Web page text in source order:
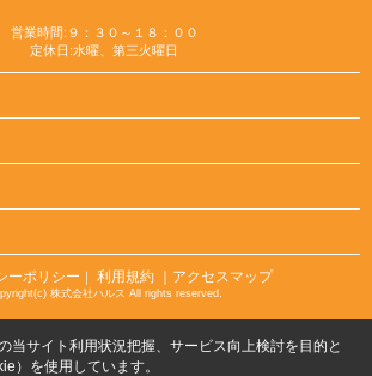
営業時間:９：３０～１８：００
定休日:水曜、第三火曜日
ーポリシー ｜ 利用規約 ｜アクセスマップ
株式会社ハルス All rights reserved.
当サイト利用状況把握、サービス向上検討を目的と
）を使用しています。